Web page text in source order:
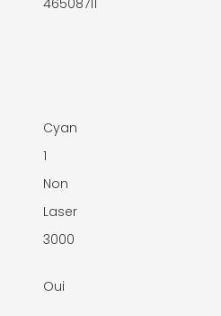
46508711
Cyan
1
Non
Laser
3000
Oui